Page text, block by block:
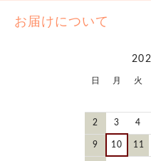
お届けについて
日 月 火
2 3 4
9 10 11